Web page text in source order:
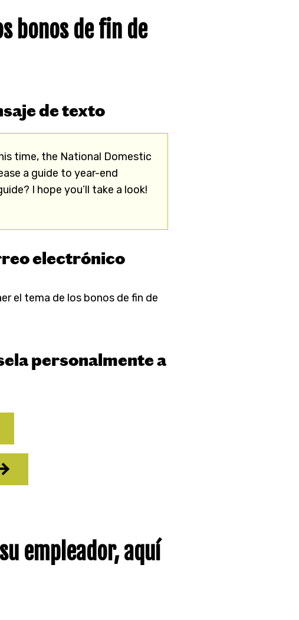
bonos de fin de
de texto
time, the National Domestic
a guide to year-end
I hope you’ll take a look!
electrónico
el tema de los bonos de fin de
personalmente a
empleador, aquí